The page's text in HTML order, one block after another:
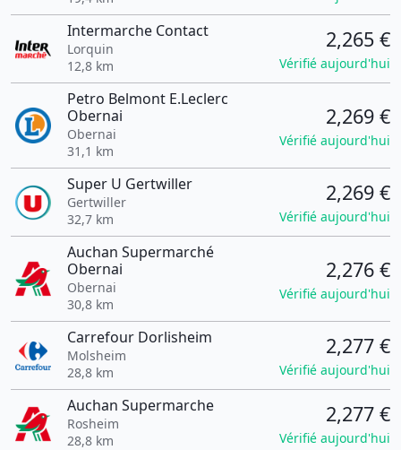
Intermarche Contact
Lorquin
12,8 km
2,265 €
Vérifié aujourd'hui
Petro Belmont E.Leclerc
Obernai
Obernai
31,1 km
2,269 €
Vérifié aujourd'hui
Super U Gertwiller
Gertwiller
32,7 km
2,269 €
Vérifié aujourd'hui
Auchan Supermarché
Obernai
Obernai
30,8 km
2,276 €
Vérifié aujourd'hui
Carrefour Dorlisheim
Molsheim
28,8 km
2,277 €
Vérifié aujourd'hui
Auchan Supermarche
Rosheim
28,8 km
2,277 €
Vérifié aujourd'hui